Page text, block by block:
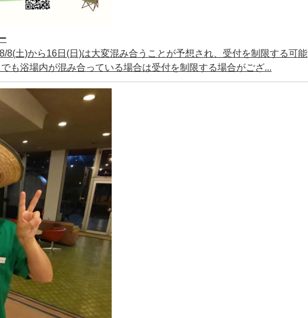
8(土)から16日(日)は大変混み合うことが予想され、受付を制限する可能
も浴場内が混み合っている場合は受付を制限する場合がござ...